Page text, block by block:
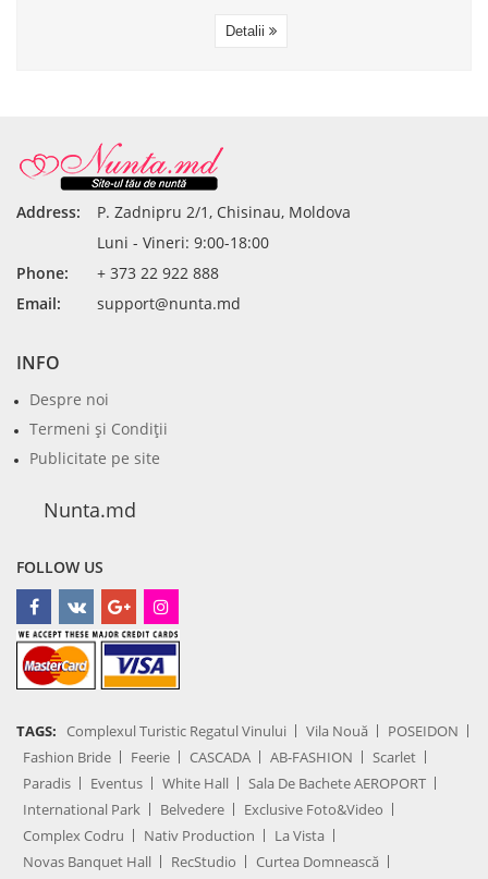
Detalii
Address:
P. Zadnipru 2/1, Chisinau, Moldova
Luni - Vineri: 9:00-18:00
Phone:
+ 373 22 922 888
Email:
support@nunta.md
INFO
Despre noi
Termeni şi Condiţii
Publicitate pe site
Nunta.md
FOLLOW US
TAGS: Complexul Turistic Regatul Vinului Vila Nouă
POSEIDON
Fashion Bride
Feerie CASCADA AB-FASHION
Scarlet
Paradis
Eventus White Hall
Sala De Bachete AEROPORT
International Park
Belvedere
Exclusive Foto&Video
Complex Codru
Nativ Production
La Vista
Novas Banquet Hall
RecStudio
Curtea Domnească